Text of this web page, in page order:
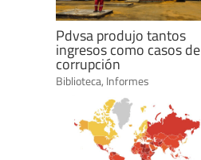
Pdvsa produjo tantos
ingresos como casos de
corrupción
Biblioteca, Informes